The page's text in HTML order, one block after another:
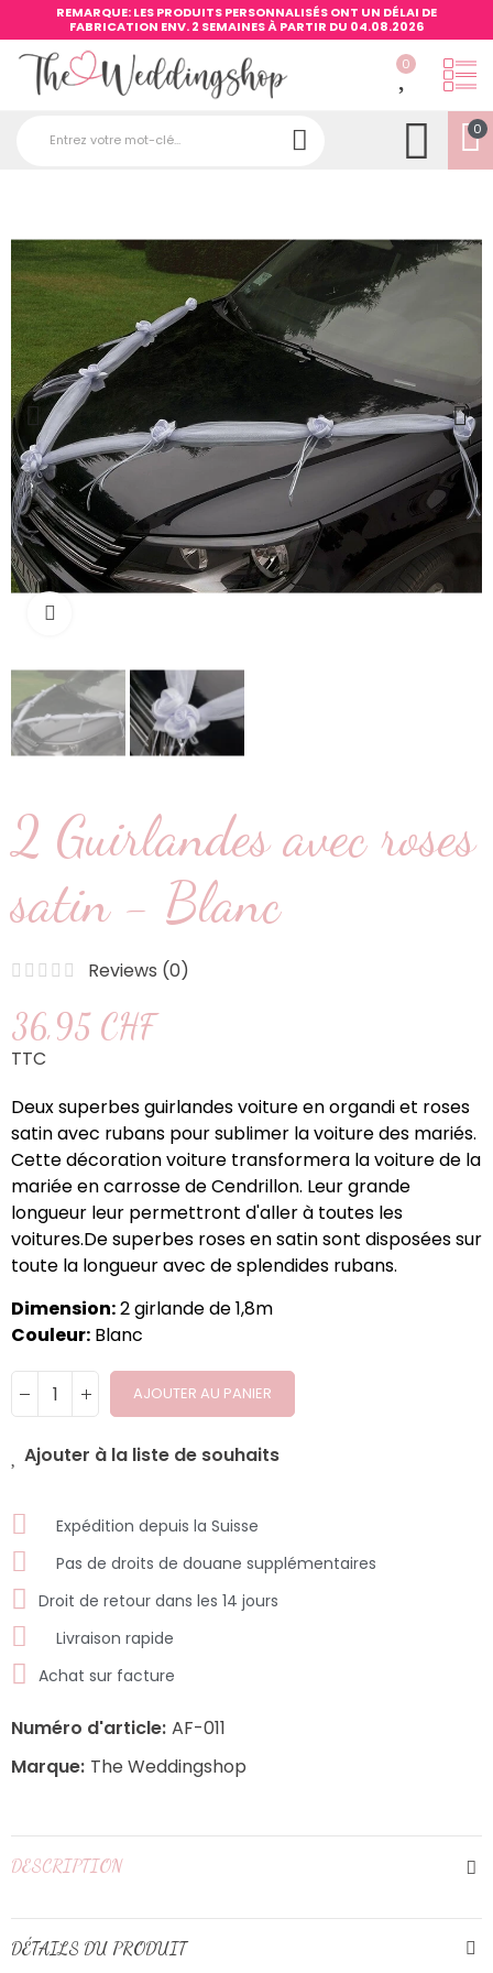
REMARQUE: LES PRODUITS PERSONNALISÉS ONT UN DÉLAI DE
FABRICATION ENV. 2 SEMAINES À PARTIR DU 04.08.2026
0
0
2 Guirlandes avec roses
satin - Blanc
Reviews (0)
36,95 CHF
TTC
Deux superbes guirlandes voiture en organdi et roses
satin avec rubans pour sublimer la voiture des mariés.
Cette décoration voiture transformera la voiture de la
mariée en carrosse de Cendrillon. Leur grande
longueur leur permettront d'aller à toutes les
voitures.De superbes roses en satin sont disposées sur
toute la longueur avec de splendides rubans.
Dimension:2 girlande de 1,8m
Couleur: Blanc
AJOUTER AU PANIER
Ajouter à la liste de souhaits
Expédition depuis la Suisse
Pas de droits de douane supplémentaires
Droit de retour dans les 14 jours
Livraison rapide
Achat sur facture
Numéro d'article: AF-011
Marque: The Weddingshop
DESCRIPTION
DÉTAILS DU PRODUIT